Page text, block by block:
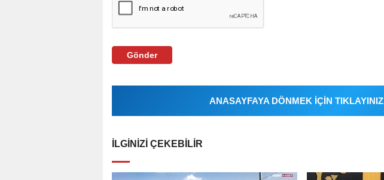
Gönder
ANASAYFAYA DÖNMEK İÇİN TIKLAYINIZ
İLGINIZI ÇEKEBILIR